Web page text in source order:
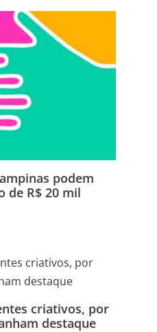
podem
de R$ 20 mil
criativos, por
destaque